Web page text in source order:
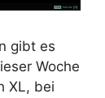
gibt es
Woche
XL, bei